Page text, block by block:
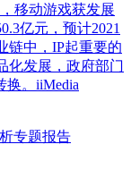
移动游戏获发展
亿元，预计2021
链中，IP起重要的
化发展，政府部门
换。iiMedia